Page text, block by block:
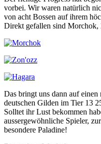
vorbei. Wir waren natürlich
von acht Bossen auf ihrem
Direkt gefallen sind Morchok,
Das bringt uns dann auf einen
deutschen Gilden im Tier 13
Solltet ihr Lust bekommen
aussergewöhnliche Spieler,
besondere Paladine!